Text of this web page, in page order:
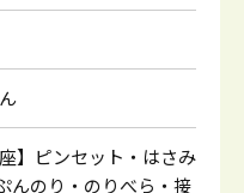
】ピンセット・はさみ
んのり・のりべら・接